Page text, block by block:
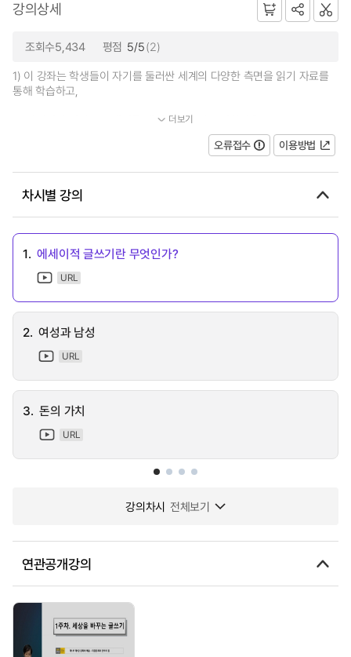
강의상세
조회수5,434 평점 5/5(2)
1) 이 강좌는 학생들이 자기를 둘러싼 세계의 다양한 측면을 읽기 자료를
통해 학습하고,
2) 자기만의 방식으로 세계를 재해석하여 얻은 가치관을 글쓰...
더보기
오류접수 이용방법
차시별 강의
1. 에세이적 글쓰기란 무엇인가?
URL
2. 여성과 남성
URL
3. 돈의 가치
URL
강의차시 전체보기
연관공개강의